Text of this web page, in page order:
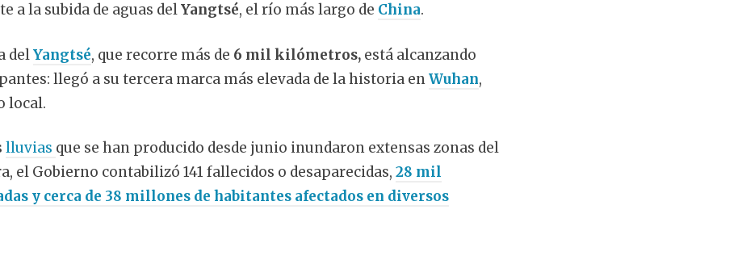
a la subida de aguas delYangtsé, el río más largo de China.
delYangtsé, que recorre más de 6 mil kilómetros, está alcanzando
llegó a su tercera marca más elevada de la historia enWuhan,
local.
lluvias que se han producido desde junio inundaron extensas zonas del
el Gobierno contabilizó 141 fallecidos o desaparecidas, 28 mil
y cerca de 38 millones de habitantes afectados en diversos